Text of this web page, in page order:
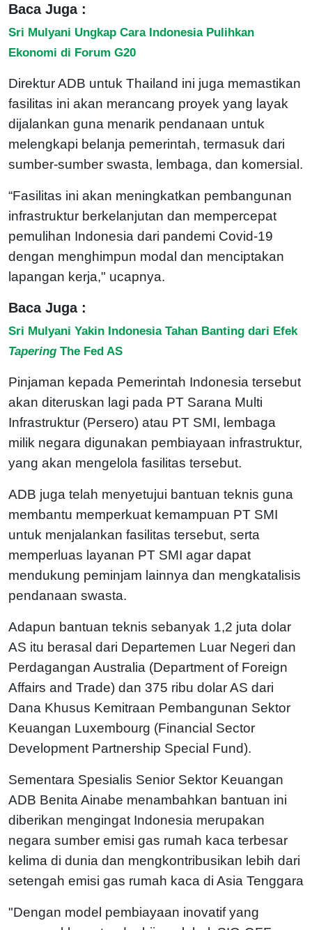
Baca Juga :
Sri Mulyani Ungkap Cara Indonesia Pulihkan
Ekonomi di Forum G20
Direktur ADB untuk Thailand ini juga memastikan
fasilitas ini akan merancang proyek yang layak
dijalankan guna menarik pendanaan untuk
melengkapi belanja pemerintah, termasuk dari
sumber-sumber swasta, lembaga, dan komersial.
“Fasilitas ini akan meningkatkan pembangunan
infrastruktur berkelanjutan dan mempercepat
pemulihan Indonesia dari pandemi Covid-19
dengan menghimpun modal dan menciptakan
lapangan kerja," ucapnya.
Baca Juga :
Sri Mulyani Yakin Indonesia Tahan Banting dari Efek
Tapering The Fed AS
Pinjaman kepada Pemerintah Indonesia tersebut
akan diteruskan lagi pada PT Sarana Multi
Infrastruktur (Persero) atau PT SMI, lembaga
milik negara digunakan pembiayaan infrastruktur,
yang akan mengelola fasilitas tersebut.
ADB juga telah menyetujui bantuan teknis guna
membantu memperkuat kemampuan PT SMI
untuk menjalankan fasilitas tersebut, serta
memperluas layanan PT SMI agar dapat
mendukung peminjam lainnya dan mengkatalisis
pendanaan swasta.
Adapun bantuan teknis sebanyak 1,2 juta dolar
AS itu berasal dari Departemen Luar Negeri dan
Perdagangan Australia (Department of Foreign
Affairs and Trade) dan 375 ribu dolar AS dari
Dana Khusus Kemitraan Pembangunan Sektor
Keuangan Luxembourg (Financial Sector
Development Partnership Special Fund).
Sementara Spesialis Senior Sektor Keuangan
ADB Benita Ainabe menambahkan bantuan ini
diberikan mengingat Indonesia merupakan
negara sumber emisi gas rumah kaca terbesar
kelima di dunia dan mengkontribusikan lebih dari
setengah emisi gas rumah kaca di Asia Tenggara
"Dengan model pembiayaan inovatif yang